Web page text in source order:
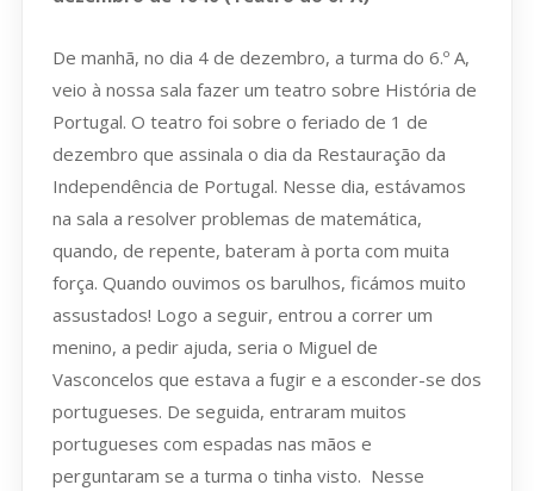
De manhã, no dia 4 de dezembro, a turma do 6.º A,
veio à nossa sala fazer um teatro sobre História de
Portugal. O teatro foi sobre o feriado de 1 de
dezembro que assinala o dia da Restauração da
Independência de Portugal. Nesse dia, estávamos
na sala a resolver problemas de matemática,
quando, de repente, bateram à porta com muita
força. Quando ouvimos os barulhos, ficámos muito
assustados! Logo a seguir, entrou a correr um
menino, a pedir ajuda, seria o Miguel de
Vasconcelos que estava a fugir e a esconder-se dos
portugueses. De seguida, entraram muitos
portugueses com espadas nas mãos e
perguntaram se a turma o tinha visto. Nesse